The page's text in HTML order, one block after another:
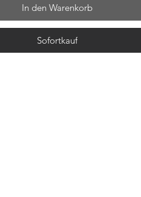
In den Warenkorb
Sofortkauf